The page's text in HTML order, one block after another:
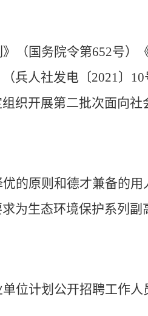
（国务院令第652号）
兵人社发电〔2021〕10
织开展第二批次面向社
的原则和德才兼备的
为生态环境保护系列副
位计划公开招聘工作